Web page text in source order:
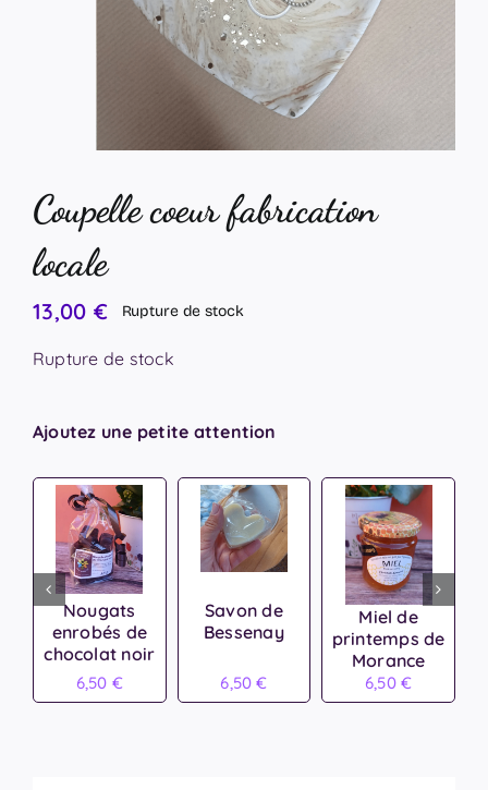
Coupelle coeur fabrication
locale
13,00 € Rupture de stock
Rupture de stock
Ajoutez une petite attention
Nougats
enrobés de
chocolat noir
6,50 €
Savon de
Bessenay
6,50€
Miel de
printemps de
Morance
6,50€